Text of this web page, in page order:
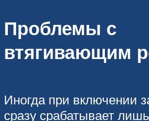
Проблемы с
втягивающим
Иногда при включении
сразу срабатывает